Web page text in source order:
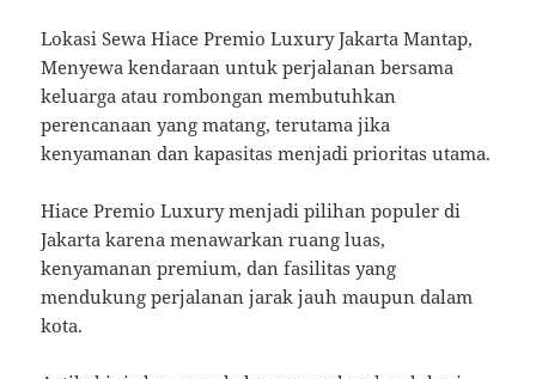
Lokasi Sewa Hiace Premio Luxury Jakarta Mantap,
Menyewa kendaraan untuk perjalanan bersama
keluarga atau rombongan membutuhkan
perencanaan yang matang, terutama jika
kenyamanan dan kapasitas menjadi prioritas utama.
Hiace Premio Luxury menjadi pilihan populer di
Jakarta karena menawarkan ruang luas,
kenyamanan premium, dan fasilitas yang
mendukung perjalanan jarak jauh maupun dalam
kota.